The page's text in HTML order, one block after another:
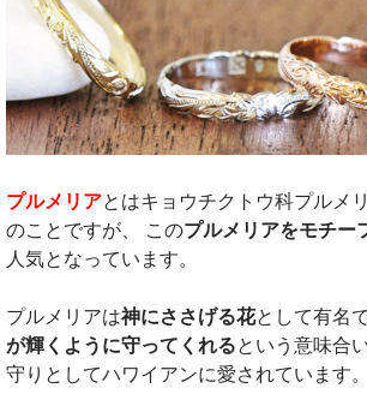
プルメリアとはキョウチクトウ科プルメ
のことですが、 このプルメリアをモチー
人気となっています。
プルメリアは神にささげる花として有名で
が輝くように守ってくれるという意味合
守りとしてハワイアンに愛されています。